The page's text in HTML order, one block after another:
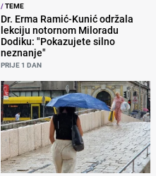
/TEME
Dr. Erma Ramić-Kunić održala
lekciju notornom Miloradu
Dodiku: "Pokazujete silno
neznanje"
PRIJE 1 DAN